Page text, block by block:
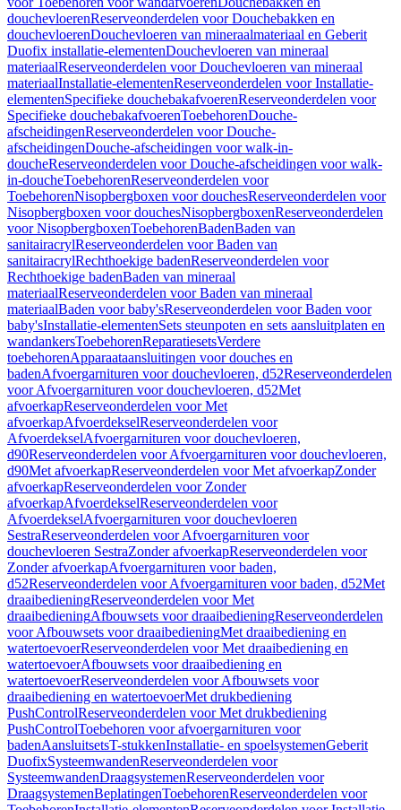
douchevloerenReserveonderdelen voor Douchebakken en
douchevloerenDouchevloeren van mineraalmateriaal en Geberit
Duofix installatie-elementenDouchevloeren van mineraal
materiaalReserveonderdelen voor Douchevloeren van mineraal
materiaalInstallatie-elementenReserveonderdelen voor Installatie-
elementenSpecifieke douchebakafvoerenReserveonderdelen voor
Specifieke douchebakafvoerenToebehorenDouche-
afscheidingenReserveonderdelen voor Douche-
afscheidingenDouche-afscheidingen voor walk-in-
doucheReserveonderdelen voor Douche-afscheidingen voor walk-
in-doucheToebehorenReserveonderdelen voor
ToebehorenNisopbergboxen voor douchesReserveonderdelen voor
Nisopbergboxen voor douchesNisopbergboxenReserveonderdelen
voor NisopbergboxenToebehorenBadenBaden van
sanitairacrylReserveonderdelen voor Baden van
sanitairacrylRechthoekige badenReserveonderdelen voor
Rechthoekige badenBaden van mineraal
materiaalReserveonderdelen voor Baden van mineraal
materiaalBaden voor baby'sReserveonderdelen voor Baden voor
baby'sInstallatie-elementenSets steunpoten en sets aansluitplaten en
wandankersToebehorenReparatiesetsVerdere
toebehorenApparaataansluitingen voor douches en
badenAfvoergarnituren voor douchevloeren, d52Reserveonderdelen
voor Afvoergarnituren voor douchevloeren, d52Met
afvoerkapReserveonderdelen voor Met
afvoerkapAfvoerdekselReserveonderdelen voor
AfvoerdekselAfvoergarnituren voor douchevloeren,
d90Reserveonderdelen voor Afvoergarnituren voor douchevloeren,
d90Met afvoerkapReserveonderdelen voor Met afvoerkapZonder
afvoerkapReserveonderdelen voor Zonder
afvoerkapAfvoerdekselReserveonderdelen voor
AfvoerdekselAfvoergarnituren voor douchevloeren
SestraReserveonderdelen voor Afvoergarnituren voor
douchevloeren SestraZonder afvoerkapReserveonderdelen voor
Zonder afvoerkapAfvoergarnituren voor baden,
d52Reserveonderdelen voor Afvoergarnituren voor baden, d52Met
draaibedieningReserveonderdelen voor Met
draaibedieningAfbouwsets voor draaibedieningReserveonderdelen
voor Afbouwsets voor draaibedieningMet draaibediening en
watertoevoerReserveonderdelen voor Met draaibediening en
watertoevoerAfbouwsets voor draaibediening en
watertoevoerReserveonderdelen voor Afbouwsets voor
draaibediening en watertoevoerMet drukbediening
PushControlReserveonderdelen voor Met drukbediening
PushControlToebehoren voor afvoergarnituren voor
badenAansluitsetsT-stukkenInstallatie- en spoelsystemenGeberit
DuofixSysteemwandenReserveonderdelen voor
SysteemwandenDraagsystemenReserveonderdelen voor
DraagsystemenBeplatingenToebehorenReserveonderdelen voor